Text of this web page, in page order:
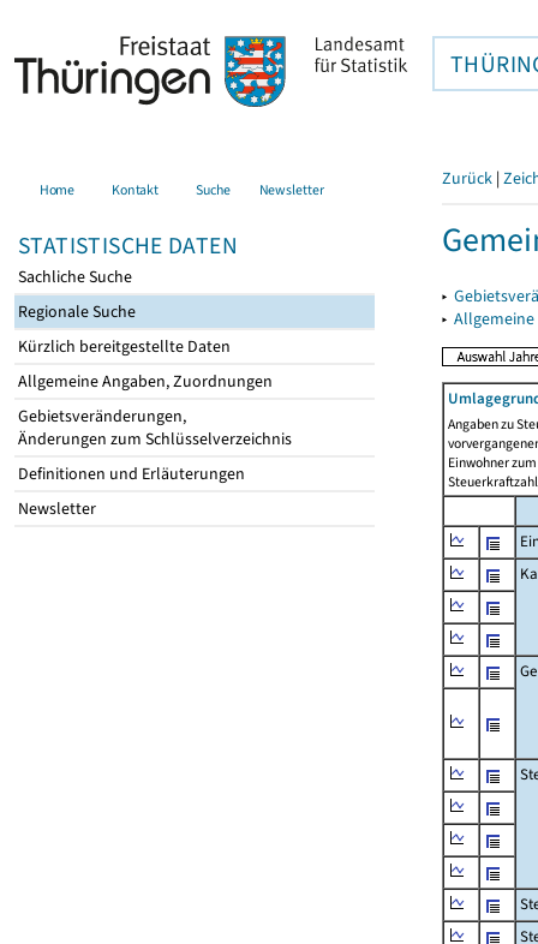
Home Kontakt Suche Newsletter
STATISTISCHE DATEN
Sachliche Suche
Regionale Suche
Kürzlich bereitgestellte Daten
Allgemeine Angaben, Zuordnungen
Gebietsveränderungen,
Änderungen zum Schlüsselverzeichnis
Definitionen und Erläuterungen
Newsletter
Zurück |
▸
▸
Angaben zu
Einwohner